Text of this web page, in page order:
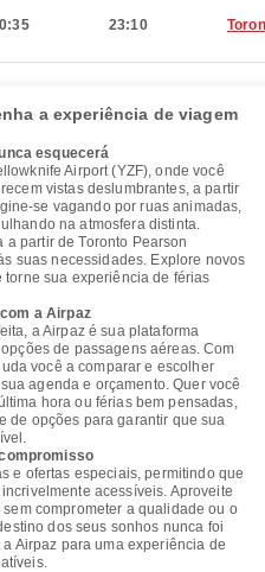
23:10
a experiência de viagem
esquecerá
Airport (YZF), onde você
vistas deslumbrantes, a partir
se vagando por ruas animadas,
na atmosfera distinta.
partir de Toronto Pearson
suas necessidades. Explore novos
torne sua experiência de férias
a Airpaz
a Airpaz é sua plataforma
de passagens aéreas. Com
você a comparar e escolher
agenda e orçamento. Quer você
hora ou férias bem pensadas,
de opções para garantir que sua
e ofertas especiais, permitindo que
acessíveis. Aproveite
comprometer a qualidade ou o
dos seus sonhos nunca foi
Airpaz para uma experiência de